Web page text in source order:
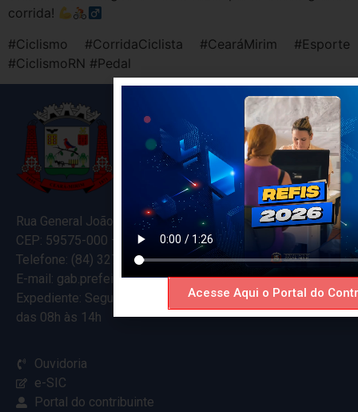
corrida!
#Ciclismo #CorridaCiclista #CearáMirim #Esporte
#CiclismoRN #Pedal
Rua General João Varela, 635
CEP: 59575-000 – Ceará-Mirim – RN
Telefone: (84) 3274-5916
E-mail: gab.prefeitocearamirim@gmail.com
Expediente: Segunda à Sexta
das 08h às 14h
Ouvidoria
e-SIC
Portal do contribuinte
Acesse Aqui o Portal do